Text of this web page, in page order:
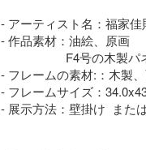
- アーティスト名：福家佳
- 作品素材：油絵、原画
- フレームの素材:：木製
- フレームサイズ：
- 展示方法：壁掛け  また